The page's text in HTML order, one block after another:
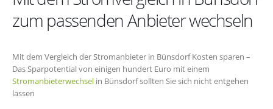
zum passenden Anbieter wechseln
Mit dem Vergleich der Stromanbieter in Bünsdorf Kosten sparen –
Das Sparpotential von einigen hundert Euro mit einem
Stromanbieterwechsel in Bünsdorf sollten Sie sich nicht entgehen
lassen